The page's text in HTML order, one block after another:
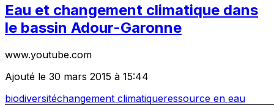
Eau et changement climatique dans
le bassin Adour-Garonne
www.youtube.com
Ajouté le 30 mars 2015 à 15:44
biodiversitéchangement climatiqueressource en eau